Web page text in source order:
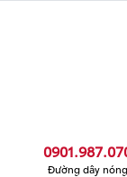
Đường dây nóng